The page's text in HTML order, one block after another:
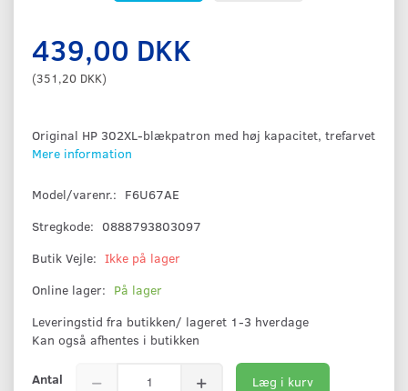
439,00 DKK
(351,20 DKK)
Original HP 302XL-blækpatron med høj kapacitet, trefarvet
Mere information
Model/varenr.: F6U67AE
Stregkode: 0888793803097
Butik Vejle: Ikke på lager
Online lager: På lager
Leveringstid fra butikken/ lageret 1-3 hverdage
Kan også afhentes i butikken
Antal Læg i kurv